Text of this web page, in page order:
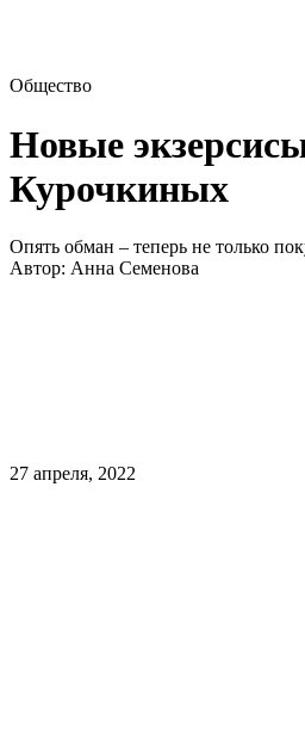
Общество
Новые
Курочкиных
Опять обман – теперь не только
Автор: Анна Семенова
27 апреля, 2022